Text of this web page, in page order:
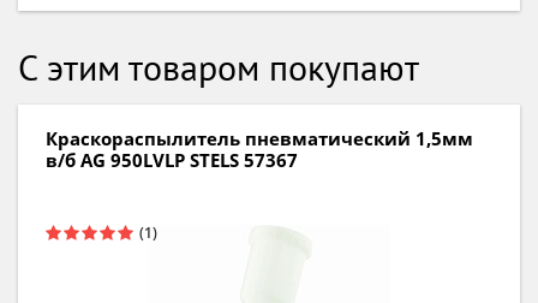
С этим товаром покупают
Краскораспылитель пневматический 1,5мм
в/б AG 950LVLP STELS 57367